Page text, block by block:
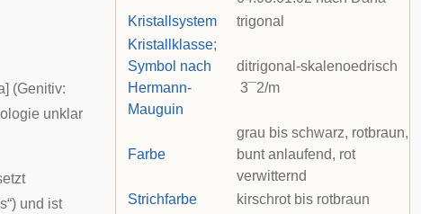
Kristallsystem
trigonal
Kristallklasse;
Symbol nach
Hermann-
Mauguin
ditrigonal-skalenoedrisch
3¯2/m
Farbe
grau bis schwarz, rotbraun,
bunt anlaufend, rot
verwitternd
Strichfarbe
kirschrot bis rotbraun
(Genitiv:
unklar
und ist